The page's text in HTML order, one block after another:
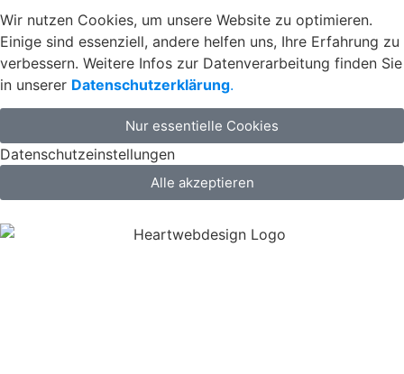
Wir nutzen Cookies, um unsere Website zu optimieren.
Einige sind essenziell, andere helfen uns, Ihre Erfahrung zu
verbessern. Weitere Infos zur Datenverarbeitung finden Sie
in unserer Datenschutzerklärung.
Nur essentielle Cookies
Datenschutzeinstellungen
Alle akzeptieren